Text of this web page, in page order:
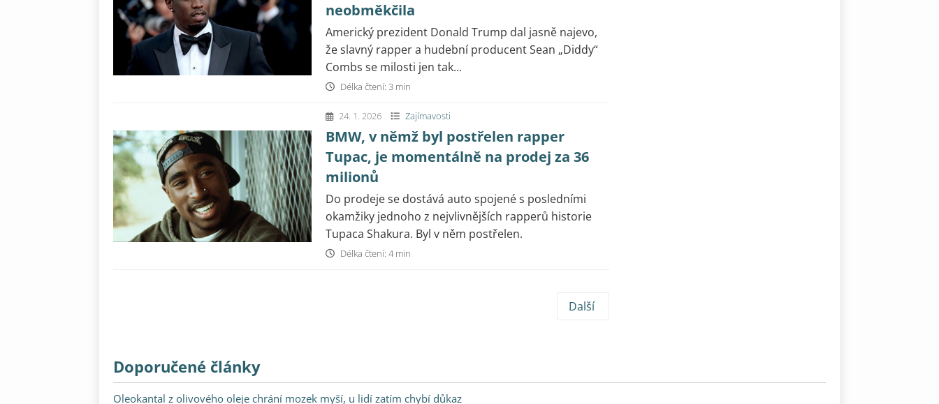
neobměkčila
Americký prezident Donald Trump dal jasně najevo,
že slavný rapper a hudební producent Sean „Diddy“
Combs se milosti jen tak...
Délka čtení: 3 min
24. 1. 2026 Zajímavosti
BMW, v němž byl postřelen rapper
Tupac, je momentálně na prodej za 36
milionů
Do prodeje se dostává auto spojené s posledními
okamžiky jednoho z nejvlivnějších rapperů historie
Tupaca Shakura. Byl v něm postřelen.
Délka čtení: 4 min
Další
Doporučené články
Oleokantal z olivového oleje chrání mozek myší, u lidí zatím chybí důkaz